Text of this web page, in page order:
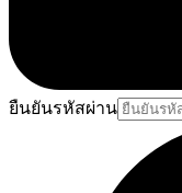
ยืนยันรหัสผ่าน